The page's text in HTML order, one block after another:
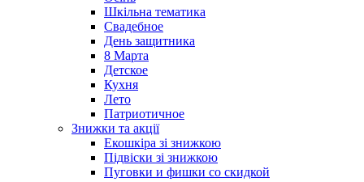
Шкільна тематика
Свадебное
День защитника
8 Марта
Детское
Кухня
Лето
Патриотичное
Знижки та акції
Екошкіра зі знижкою
Підвіски зі знижкою
Пуговки и фишки со скидкой